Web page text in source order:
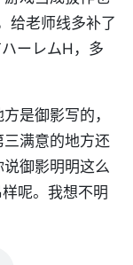
给老师线多补了
ーレムH，多
是御影写的，
满意的地方还
御影明明这么
呢。我想不明